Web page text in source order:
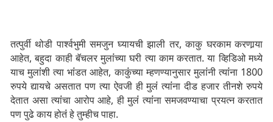
तत्पुर्वी थोडी पार्श्वभुमी समजुन घ्यायची झाली तर, काकु घरकाम करणार्‍या
आहेत, बहुदा काही बॅचलर मुलांंच्या घरी त्या काम करतात. या व्हिडिओ मध्ये
याच मुलांंशी त्या भांंडत आहेत, काकुंंच्या म्हणण्यानुसार मुलांंनी त्यांंना 1800
रुपये द्यायचे असतात पण त्या ऐवजी ही मुलंं त्यांंना दीड हजार तीनशे रुपये
देतात असा त्यांंचा आरोप आहे, ही मुलंं त्यांंना समजवण्याचा प्रयत्न करतात
पण पुढे काय होतंं हे तुम्हीच पाहा.